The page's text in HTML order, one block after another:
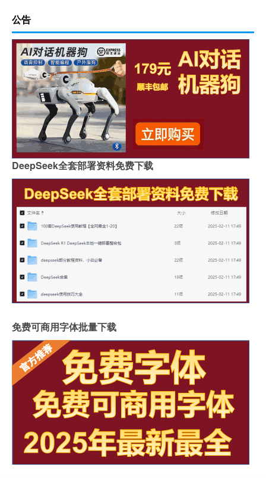
公告
DeepSeek全套部署资料免费下载
免费可商用字体批量下载